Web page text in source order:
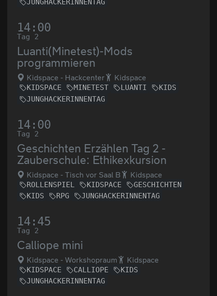
JUNGHACKERINNENTAG
14:00
Tag 2
Luanti(Minetest)-Mods
programmieren
Kidspace - Hackcenter Kidspace
KIDSPACE MINETEST LUANTI
KIDS
JUNGHACKERINNENTAG
14:00
Tag 2
Geschichten Erzählen Tag 2 -
Zauberschule: Ethikexkursion
Kidspace - Tisch vor Saal B Kidspace
ROLLENSPIEL KIDSPACE
GESCHICHTEN
KIDS
RPG JUNGHACKERINNENTAG
14:45
Tag 2
Calliope mini
Kidspace - Workshopraum Kidspace
KIDSPACE CALLIOPE
KIDS
JUNGHACKERINNENTAG